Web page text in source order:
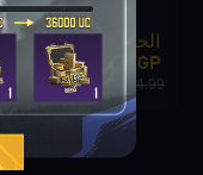
الحد الأدنى 41.99
EGP
44.99 EGP